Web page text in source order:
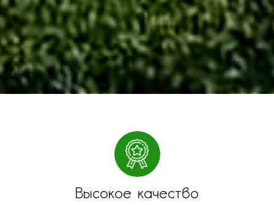
Высокое качество